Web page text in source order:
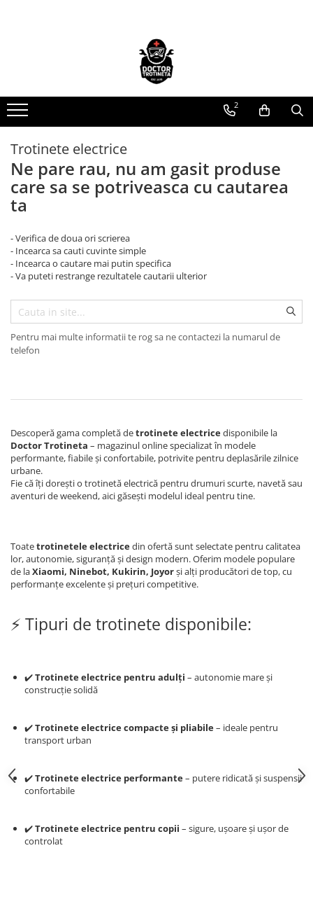
Toate produsele
Piese de schimb
https://www.doctortrotineta.ro/electrica
Acceleratie
Display
Controller
Motoare
BMS
Acumulatori
Kit complet
Contact cu cheie
https://www.doctortrotineta.ro/frane
Discuri frana
Placute de frana
Stop trotineta
Faruri
https://www.doctortrotineta.ro/cadru
Aparatori (aripi)
Suspensie
Cauciucuri
https://www.doctortrotineta.ro/camere-
https://www.doctortrotineta.ro/cauciucuri-
trotinete-electrice
cauciucuri-bicicleta
Cauciuc tubeless cu GEL antipană
Trotinete electrice
Biciclete Electrice
Camere moto
Anvelope ATV
2
Trotinete electrice
Ne pare rau, nu am gasit produse
care sa se potriveasca cu cautarea
ta
- Verifica de doua ori scrierea
- Incearca sa cauti cuvinte simple
- Incearca o cautare mai putin specifica
- Va puteti restrange rezultatele cautarii ulterior
Pentru mai multe informatii te rog sa ne contactezi la numarul de
telefon
Descoperă gama completă detrotinete electricedisponibile la
Doctor Trotineta – magazinul online specializat în modele
performante, fiabile și confortabile, potrivite pentru deplasările zilnice
urbane.
Fie că îți dorești o trotinetă electrică pentru drumuri scurte, navetă sau
aventuri de weekend, aici găsești modelul ideal pentru tine.
Toatetrotinetele electricedin ofertă sunt selectate pentru calitatea
lor, autonomie, siguranță și design modern. Oferim modele populare
de laXiaomi, Ninebot, Kukirin, Joyorși alți producători de top, cu
performanțe excelente și prețuri competitive.
⚡ Tipuri de trotinete disponibile:
✔️Trotinete electrice pentru adulți – autonomie mare și
construcție solidă
✔️Trotinete electrice compacte și pliabile– ideale pentru
transport urban
✔️Trotinete electrice performante– putere ridicată și suspensii
confortabile
✔️Trotinete electrice pentru copii – sigure, ușoare și ușor de
controlat